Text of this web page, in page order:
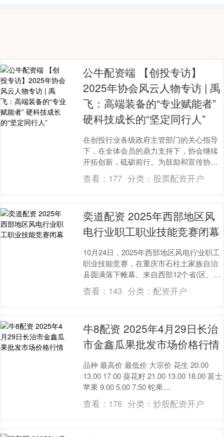
公牛配资端 【创投专访】
2025年协会风云人物专访 | 禹
飞：高端装备的“专业赋能者”
硬科技成长的“坚定同行人”
在创投行业各级政府主管部门的关心指导
下，在全体会员的鼎力支持下，协会继续
开拓创新，砥砺前行。为鼓励和宣传协会
会员中取得卓越成绩的机构和个人，树立
行业优秀典型，营....
查看： 177 分类： 股票配资开户
奕道配资 2025年西部地区风
电行业职工职业技能竞赛闭幕
10月24日，2025年西部地区风电行业职工
职业技能竞赛，在重庆市石柱土家族自治
县圆满落下帷幕。来自西部12个省(区、
市)及6大电力集团的18支参赛队同台竞
技，....
查看： 143 分类： 配资开户
牛8配资 2025年4月29日长治
市金鑫瓜果批发市场价格行情
品种 最高价 最低价 大宗价 花生 20.00
13.00 17.00 葵花籽 21.00 13.00 18.00 富士
苹果 9.00 5.00 7.50 蛇果....
查看： 176 分类： 炒股配资开户